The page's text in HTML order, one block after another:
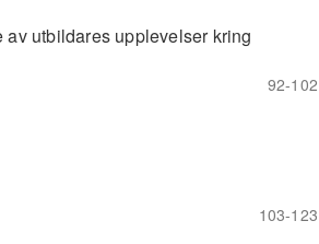
utbildares upplevelser kring
92-102
103-123